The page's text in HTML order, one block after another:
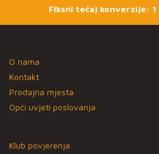
Fiksni tečaj konverzije:
O nama
Kontakt
Prodajna mjesta
Opći uvjeti poslovanja
Klub povjerenja